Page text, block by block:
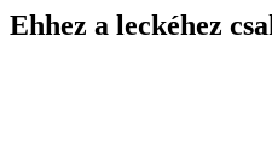
Ehhez a leckéhez